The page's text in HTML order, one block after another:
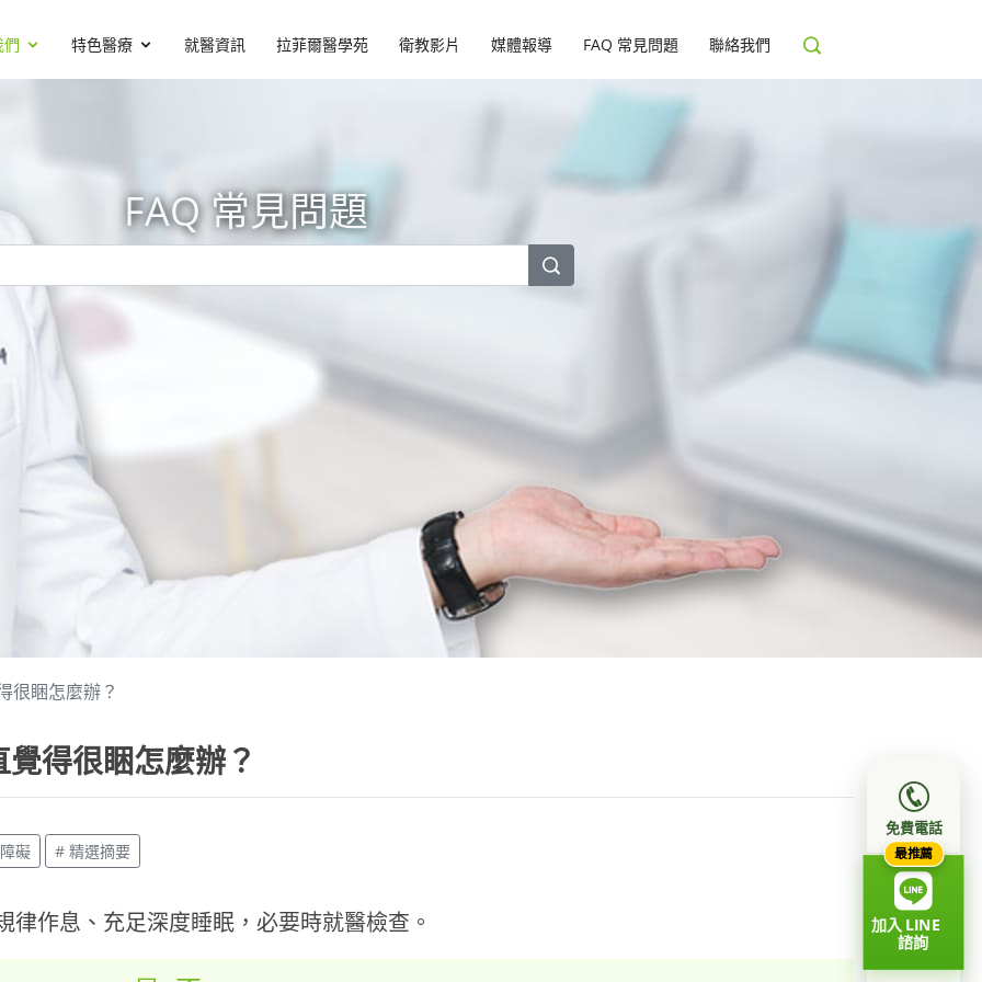
們 特色醫療 就醫資訊 拉菲爾醫學苑 衛教影片 媒體報導 FAQ 常見問題 聯絡我們
FAQ 常見問題
很睏怎麼辦？
覺得很睏怎麼辦？
礙 # 精選摘要
律作息、充足深度睡眠，必要時就醫檢查。
免費電話
最推薦
加入 LINE
諮詢